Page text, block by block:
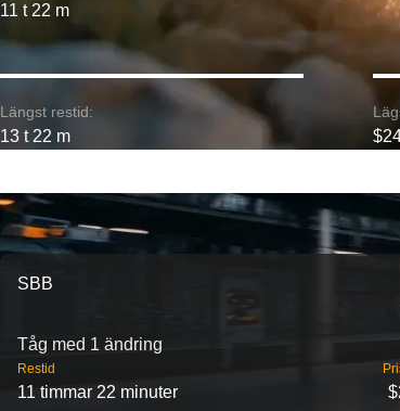
11 t 22 m
Längst restid:
13 t 22 m
SBB
Tåg med 1 ändring
Restid
11 timmar 22 minuter